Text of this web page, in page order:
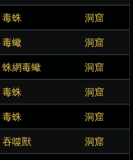
毒蛛
洞窟
毒蠍
洞窟
蛛網毒蠍
洞窟
毒蛛
洞窟
毒蛛
洞窟
吞噬獸
洞窟